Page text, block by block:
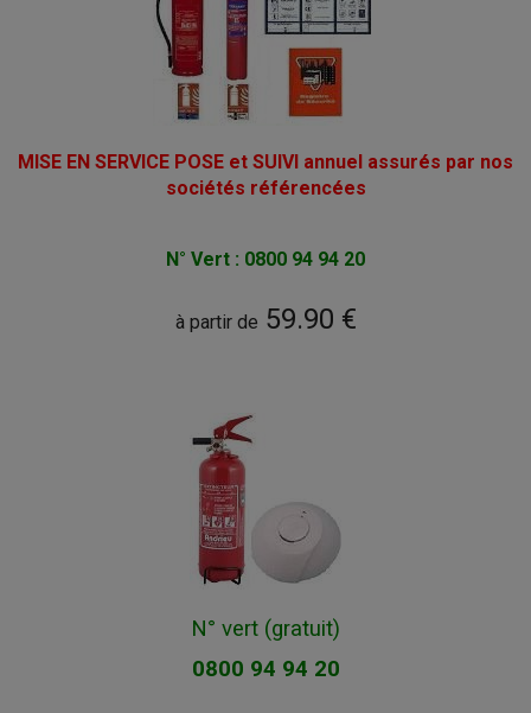
MISE EN SERVICE POSE et SUIVI annuel assurés par nos
sociétés référencées
N° Vert : 0800 94 94 20
à partir de 59.90 €
N° vert (gratuit)
0800 94 94 20